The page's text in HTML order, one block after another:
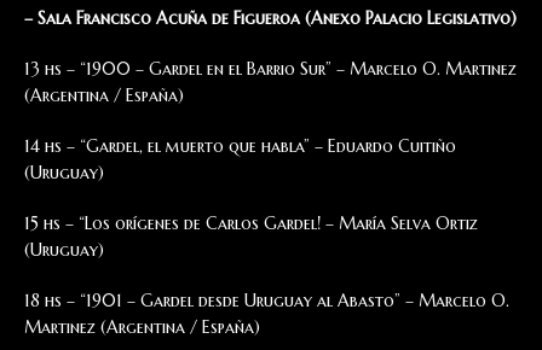
– Sala Francisco Acuña de Figueroa (Anexo Palacio Legislativo)
13 hs – “1900 – Gardel en el Barrio Sur” – Marcelo O. Martinez
(Argentina / España)
14 hs – “Gardel, el muerto que habla” – Eduardo Cuitiño
(Uruguay)
15 hs – “Los orígenes de Carlos Gardel! – María Selva Ortiz
(Uruguay)
18 hs – “1901 – Gardel desde Uruguay al Abasto” – Marcelo O.
Martinez (Argentina / España)